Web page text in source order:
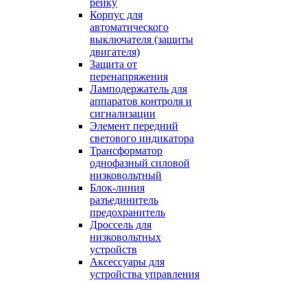
рейку
Корпус для
автоматического
выключателя (защиты
двигателя)
Защита от
перенапряжения
Ламподержатель для
аппаратов контроля и
сигнализации
Элемент передний
светового индикатора
Трансформатор
однофазный силовой
низковольтный
Блок-линия
разъединитель
предохранитель
Дроссель для
низковольтных
устройств
Аксессуары для
устройства управления